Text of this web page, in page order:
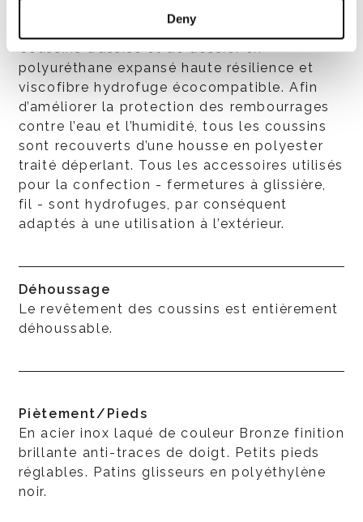
Deny
polyuréthane expansé haute résilience et
viscofibre hydrofuge écocompatible. Afin
d’améliorer la protection des rembourrages
contre l’eau et l’humidité, tous les coussins
sont recouverts d’une housse en polyester
traité déperlant. Tous les accessoires utilisés
pour la confection - fermetures à glissière,
fil - sont hydrofuges, par conséquent
adaptés à une utilisation à l’extérieur.
Déhoussage
Le revêtement des coussins est entièrement
déhoussable.
Piètement/Pieds
En acier inox laqué de couleur Bronze finition
brillante anti-traces de doigt. Petits pieds
réglables. Patins glisseurs en polyéthylène
noir.